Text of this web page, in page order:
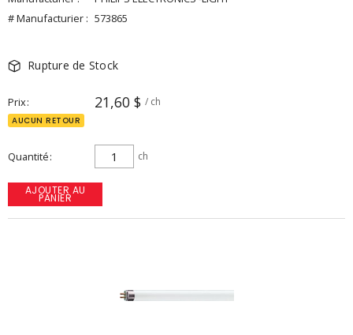
# Manufacturier : 573865
Rupture de Stock
Prix 21,60 $ / ch
AUCUN RETOUR
Quantité ch
AJOUTER AU
PANIER